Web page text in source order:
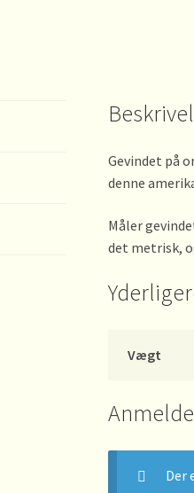
Gevindet på
denne
Måler
det metrisk,
Vægt
Der